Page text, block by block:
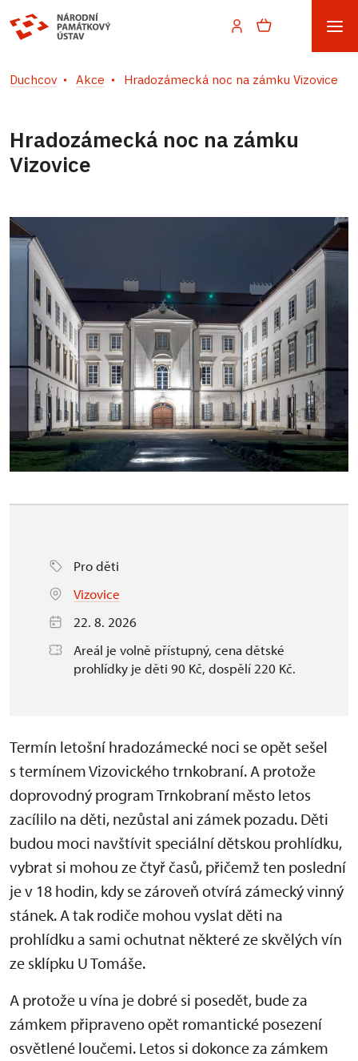
Duchcov Akce Hradozámecká noc na zámku Vizovice
Hradozámecká noc na zámku
Vizovice
Pro děti
Vizovice
22. 8. 2026
Areál je volně přístupný, cena dětské
prohlídky je děti 90 Kč, dospělí 220 Kč.
Termín letošní hradozámecké noci se opět sešel
s termínem Vizovického trnkobraní. A protože
doprovodný program Trnkobraní město letos
zacílilo na děti, nezůstal ani zámek pozadu. Děti
budou moci navštívit speciální dětskou prohlídku,
vybrat si mohou ze čtyř časů, přičemž ten poslední
je v 18 hodin, kdy se zároveň otvírá zámecký vinný
stánek. A tak rodiče mohou vyslat děti na
prohlídku a sami ochutnat některé ze skvělých vín
ze sklípku U Tomáše.
A protože u vína je dobré si posedět, bude za
zámkem připraveno opět romantické posezení
osvětlené loučemi. Letos si dokonce za zámkem